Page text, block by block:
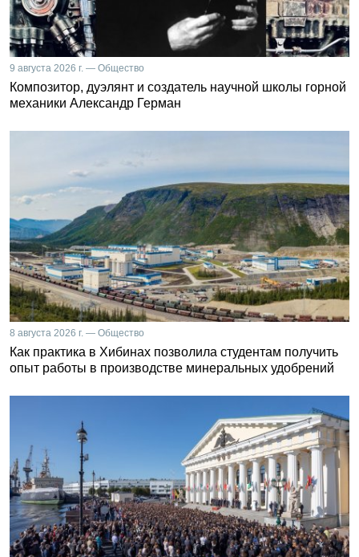
9 августа 2026 г. — Общество
Композитор, дуэлянт и создатель научной школы горной
механики Александр Герман
8 августа 2026 г. — Общество
Как практика в Хибинах позволила студентам получить
опыт работы в производстве минеральных удобрений